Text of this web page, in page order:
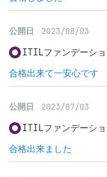
公開日 2023/08/03
ITILファンデーシ
合格出来て一安心です
公開日 2023/07/03
ITILファンデーシ
合格出来ました